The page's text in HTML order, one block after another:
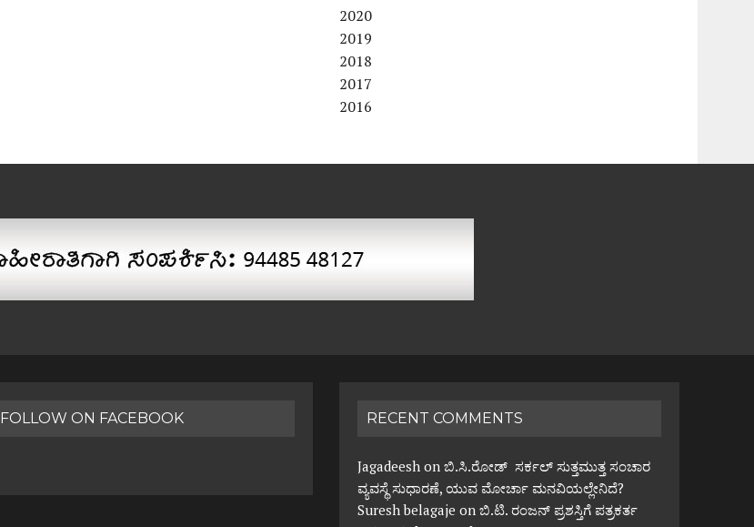
2020
2019
2018
2017
2016
FOLLOW ON FACEBOOK RECENT COMMENTS
Jagadeesh onಬಿ.ಸಿ.ರೋಡ್ ಸರ್ಕಲ್ ಸುತ್ತಮುತ್ತ ಸಂಚಾರ
ವ್ಯವಸ್ಥೆ ಸುಧಾರಣೆ, ಯುವ ಮೋರ್ಚಾ ಮನವಿಯಲ್ಲೇನಿದೆ?
Suresh belagaje onಬಿ.ಟಿ. ರಂಜನ್ ಪ್ರಶಸ್ತಿಗೆ ಪತ್ರಕರ್ತ